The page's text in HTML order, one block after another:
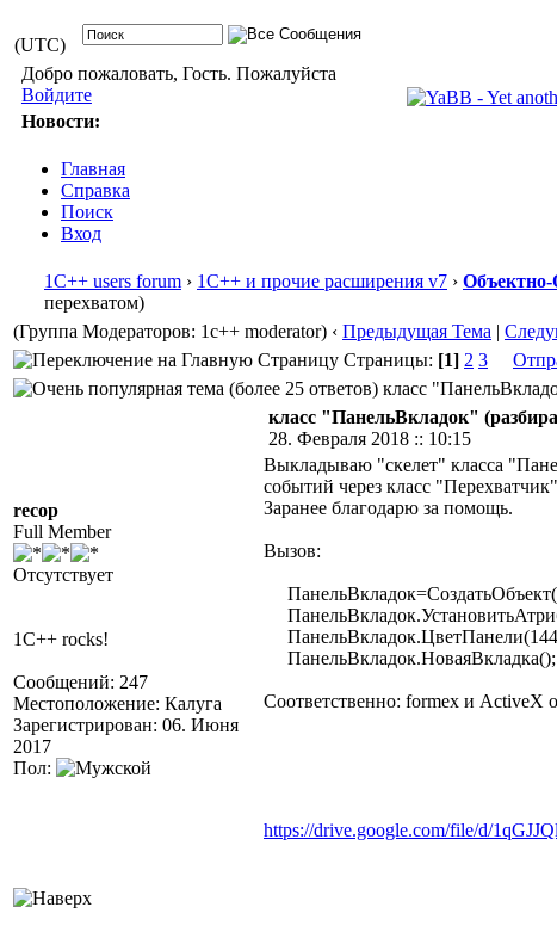
(UTC)
Добро пожаловать, Гость. Пожалуйста
Войдите
Новости:
Главная
Справка
Поиск
Вход
1С++ users forum › 1С++ и прочие расширения v7 › Объектно-
перехватом)
(Группа Модераторов: 1c++ moderator) ‹ Предыдущая Тема |
Страницы: [1] 2 3
класс
recop
Full Member
Отсутствует
1C++ rocks!
Сообщений: 247
Местоположение: Калуга
Зарегистрирован: 06. Июня
2017
Пол:
класс "ПанельВкладок"
28. Февраля 2018 :: 10:15
Выкладываю "скелет" класса
событий через класс
Заранее благодарю за помощь.
Вызов:
ПанельВкладок.НоваяВкладка();
Соответственно: formex и ActiveX
https://drive.google.com/file/d/